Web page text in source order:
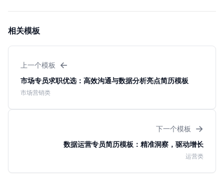
相关模板
上一个模板 ←
市场专员求职优选：高效沟通与数据分析亮点简历模板
市场营销类
下一个模板 →
数据运营专员简历模板：精准洞察，驱动增长
运营类